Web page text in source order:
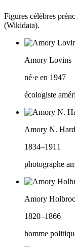
Figures célèbres
(Wikidata).
Amory Lovins
né·e en 1947
écologiste
Amory N.
1834–1911
photographe
Amory
1820–1866
homme